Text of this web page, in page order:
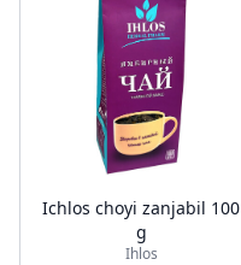
Ichlos choyi zanjabil 100
g
Ihlos